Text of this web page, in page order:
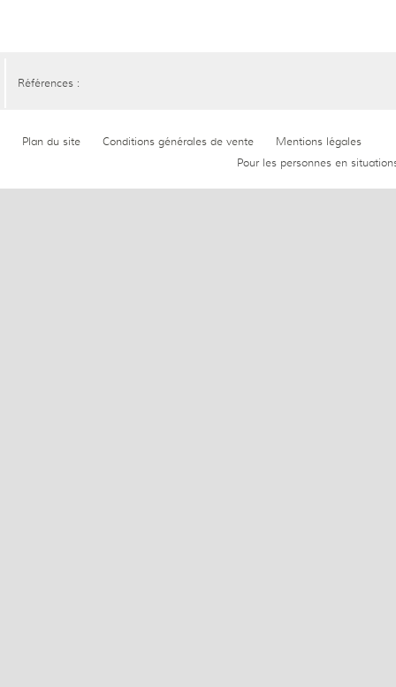
Références :
Plan du site Conditions générales de vente
Mentions légales
Pour les personnes en